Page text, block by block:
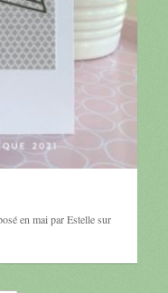
en mai par Estelle sur